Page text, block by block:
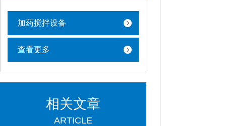
加药搅拌设备
查看更多
相关文章
ARTICLE